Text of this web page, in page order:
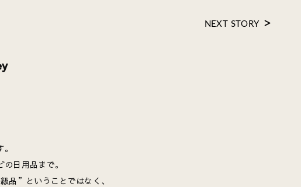
NEXT STORY>
日用品まで。
品”ということではなく、